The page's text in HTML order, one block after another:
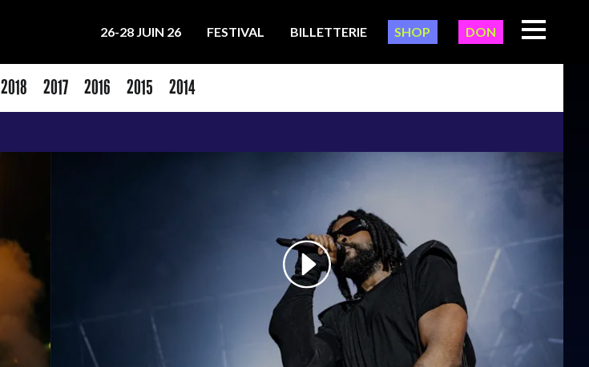
26-28 JUIN 26 FESTIVAL BILLETTERIE SHOP DON
2018 2017 2016 2015 2014